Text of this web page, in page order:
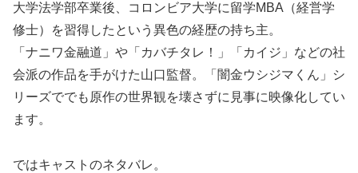
大学法学部卒業後、コロンビア大学に留学MBA（経営学
修士）を習得したという異色の経歴の持ち主。
「ナニワ金融道」や「カバチタレ！」「カイジ」などの社
会派の作品を手がけた山口監督。「闇金ウシジマくん」シ
リーズででも原作の世界観を壊さずに見事に映像化してい
ます。
ではキャストのネタバレ。